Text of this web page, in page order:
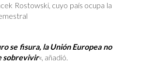
Rostowski, cuyo país ocupa la
se fisura, la Unión Europea no
sobrevivir«, añadió.